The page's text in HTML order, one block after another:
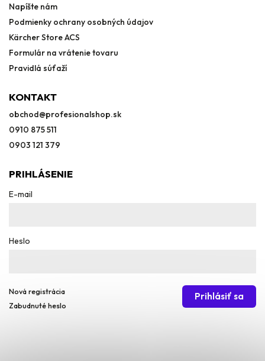
Napíšte nám
Podmienky ochrany osobných údajov
Kärcher Store ACS
Formulár na vrátenie tovaru
Pravidlá súťaží
KONTAKT
obchod@profesionalshop.sk
0910 875 511
0903 121 379
PRIHLÁSENIE
E-mail
Heslo
Prihlásiť sa
Nová registrácia
Zabudnuté heslo